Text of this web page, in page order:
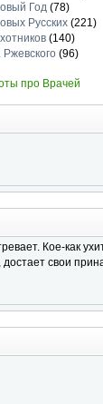
Год(78)
Русских(221)
(140)
(96)
про Врачей
Кое-как
свои